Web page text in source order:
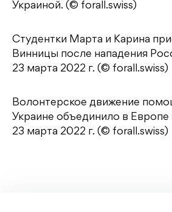
Украиной. (© forall.swiss)
Студентки Марта и Карина
Винницы после нападения
23 марта 2022 г. (© forall.swiss)
Волонтерское движение
Украине объединило в
23 марта 2022 г. (© forall.swiss)